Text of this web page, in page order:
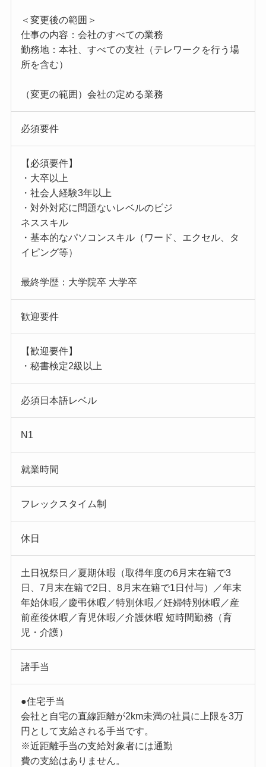
＜変更後の範囲＞
仕事の内容：会社のすべての業務
勤務地：本社、すべての支社（テレワークを行う場
所を含む）
（変更の範囲）会社の定める業務
必須要件
【必須要件】
・大卒以上
・社会人経験3年以上
・対外対応に問題ないレベルのビジ
ネススキル
・基本的なパソコンスキル（ワード、エクセル、タ
イピング等）
最終学歴：大学院卒 大学卒
歓迎要件
【歓迎要件】
・秘書検定2級以上
必須日本語レベル
N1
就業時間
フレックスタイム制
休日
土日祝祭日／夏期休暇（取得年度の6月末在籍で3
日、7月末在籍で2日、8月末在籍で1日付与）／年末
年始休暇／慶弔休暇／特別休暇／妊婦特別休暇／産
前産後休暇／育児休暇／介護休暇 短時間勤務（育
児・介護）
諸手当
●住宅手当
会社と自宅の直線距離が2km未満の社員に上限を3万
円として支給される手当です。
※近距離手当の支給対象者には通勤
費の支給はありません。